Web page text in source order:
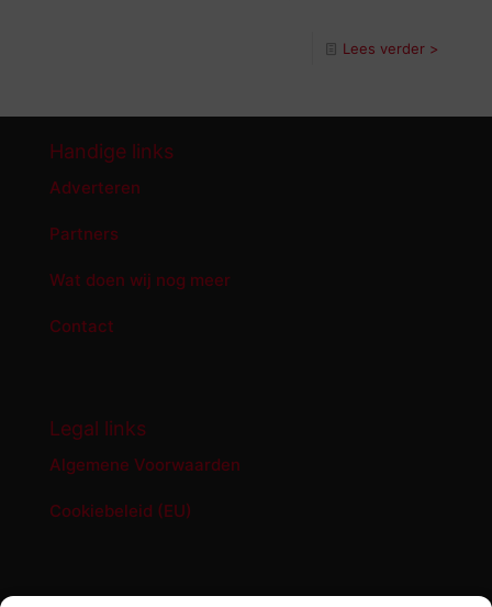
Lees verder >
Handige links
Adverteren
Partners
Wat doen wij nog meer
Contact
Legal links
Algemene Voorwaarden
Cookiebeleid (EU)